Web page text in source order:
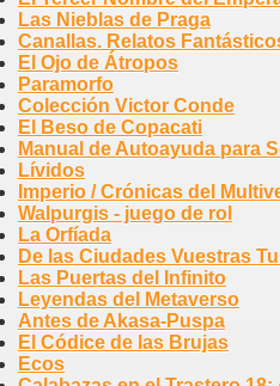
Las Nieblas de Praga
Canallas. Relatos
El Ojo de Átropos
Paramorfo
Colección Victor Conde
El Beso de Copacati
Manual de Autoayuda para
Lívidos
Imperio / Crónicas del
Walpurgis - juego de rol
La Orfíada
De las Ciudades Vuestras
Las Puertas del Infinito
Leyendas del Metaverso
Antes de Akasa-Puspa
El Códice de las Brujas
Ecos